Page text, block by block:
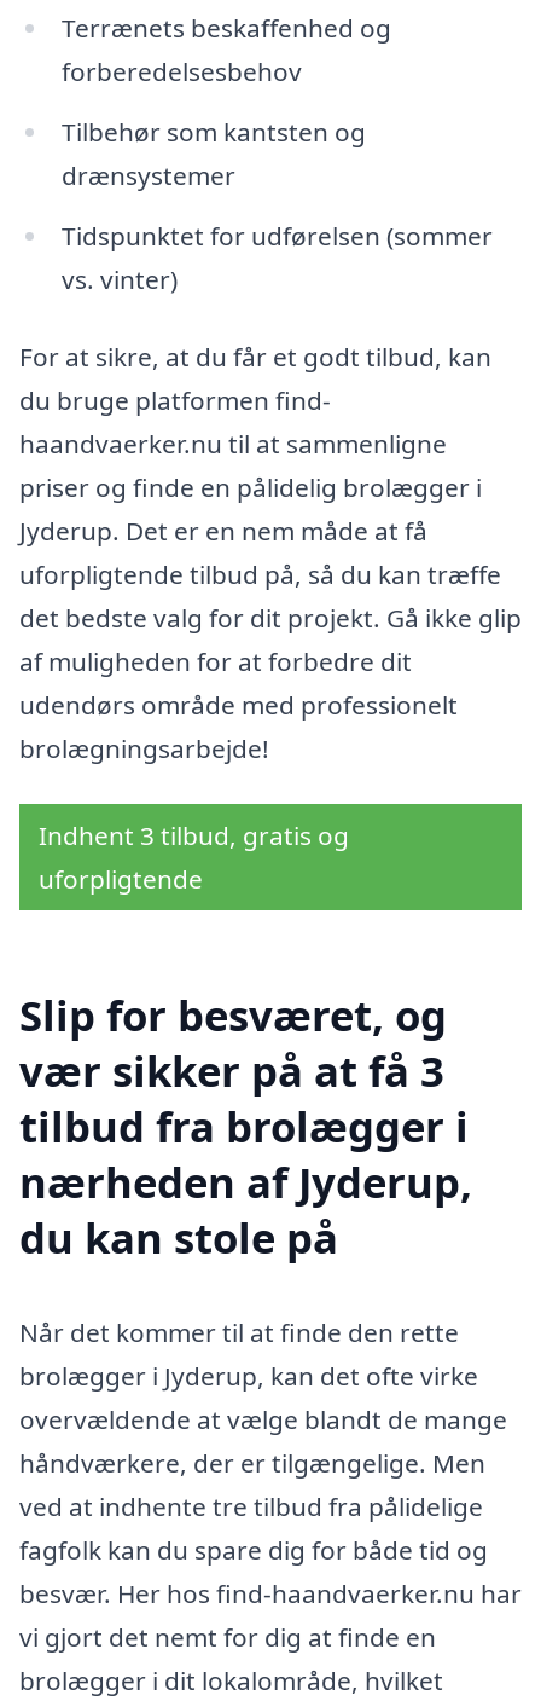
Terrænets beskaffenhed og
forberedelsesbehov
Tilbehør som kantsten og
drænsystemer
Tidspunktet for udførelsen (sommer
vs. vinter)
For at sikre, at du får et godt tilbud, kan
du bruge platformen find-
haandvaerker.nu til at sammenligne
priser og finde en pålidelig brolægger i
Jyderup. Det er en nem måde at få
uforpligtende tilbud på, så du kan træffe
det bedste valg for dit projekt. Gå ikke glip
af muligheden for at forbedre dit
udendørs område med professionelt
brolægningsarbejde!
Indhent 3 tilbud, gratis og
uforpligtende
Slip for besværet, og
vær sikker på at få 3
tilbud fra brolægger i
nærheden af Jyderup,
du kan stole på
Når det kommer til at finde den rette
brolægger i Jyderup, kan det ofte virke
overvældende at vælge blandt de mange
håndværkere, der er tilgængelige. Men
ved at indhente tre tilbud fra pålidelige
fagfolk kan du spare dig for både tid og
besvær. Her hos find-haandvaerker.nu har
vi gjort det nemt for dig at finde en
brolægger i dit lokalområde, hvilket